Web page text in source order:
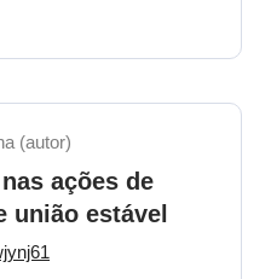
(autor)
ações de
união estável